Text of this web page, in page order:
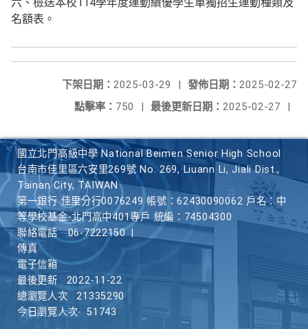
名額表。
發佈日期： 2025-02-27
下架日期： 2025-03-29
|
最後更新日期： 2025-02-27 |
點擊率： 750 |
國立北門高級中學 National Beimen Senior High School
台南市佳里區六安里269號 No. 269, Liuann Li, Jiali Dist.,
Tainan City, TAIWAN
第一銀行 佳里分行0076249 帳號：62430090062 戶名：中
等學校基金-北門高中401專戶 統編：74504300
聯絡電話
06-7222150
傳真
電子信箱
最後更新
2022-11-22
總瀏覽人次
21335290
今日瀏覽人次
51743